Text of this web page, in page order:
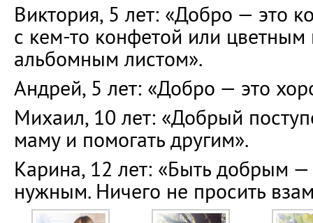
Виктория, 5 лет: «Добро — это
с кем-то конфетой или
альбомным листом».
Андрей, 5 лет: «Добро — это
Михаил, 10 лет: «Добрый
маму и помогать другим».
Карина, 12 лет: «Быть добрым —
нужным. Ничего не просить